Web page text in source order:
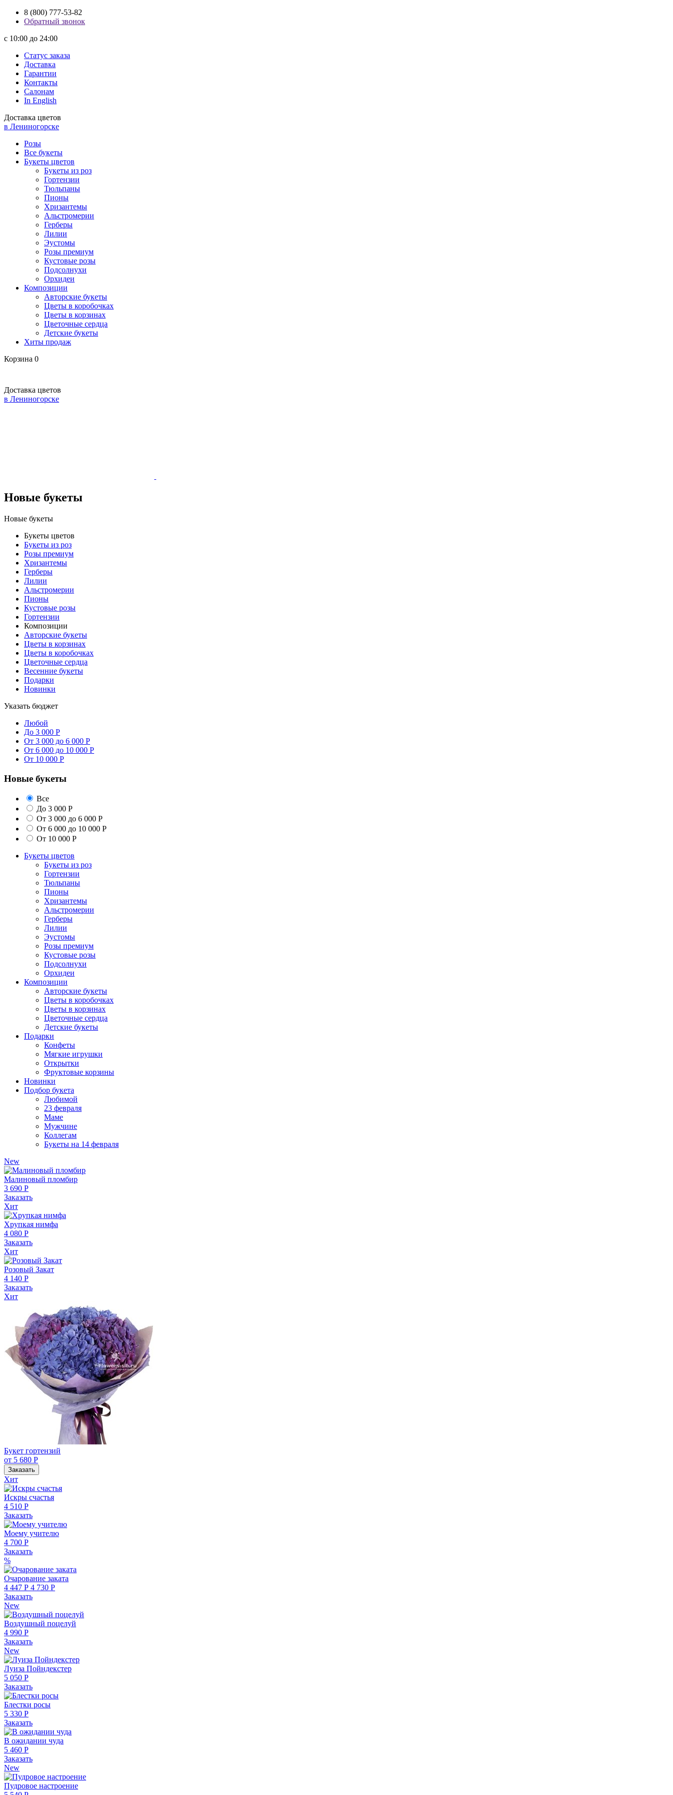
8 (800) 777-53-82
Обратный звонок
с 10:00 до 24:00
Статус заказа
Доставка
Гарантии
Контакты
Салонам
In English
Доставка цветов
в Лениногорске
Розы
Все букеты
Букеты цветов
Букеты из роз
Гортензии
Тюльпаны
Пионы
Хризантемы
Альстромерии
Герберы
Лилии
Эустомы
Розы премиум
Кустовые розы
Подсолнухи
Орхидеи
Композиции
Авторские букеты
Цветы в коробочках
Цветы в корзинах
Цветочные сердца
Детские букеты
Хиты продаж
Корзина 0
Доставка цветов
в Лениногорске
Новые букеты
Новые букеты
Букеты цветов
Букеты из роз
Розы премиум
Хризантемы
Герберы
Лилии
Альстромерии
Пионы
Кустовые розы
Гортензии
Композиции
Авторские букеты
Цветы в корзинах
Цветы в коробочках
Цветочные сердца
Весенние букеты
Подарки
Новинки
Указать бюджет
Любой
До 3 000 Р
От 3 000 до 6 000 Р
От 6 000 до 10 000 Р
От 10 000 Р
Новые букеты
Все
До 3 000 Р
От 3 000 до 6 000 Р
От 6 000 до 10 000 Р
От 10 000 Р
Букеты цветов
Букеты из роз
Гортензии
Тюльпаны
Пионы
Хризантемы
Альстромерии
Герберы
Лилии
Эустомы
Розы премиум
Кустовые розы
Подсолнухи
Орхидеи
Композиции
Авторские букеты
Цветы в коробочках
Цветы в корзинах
Цветочные сердца
Детские букеты
Подарки
Конфеты
Мягкие игрушки
Открытки
Фруктовые корзины
Новинки
Подбор букета
Любимой
23 февраля
Маме
Мужчине
Коллегам
Букеты на 14 февраля
New
Малиновый пломбир
3 690 Р
Заказать
Хит
Хрупкая нимфа
4 080 Р
Заказать
Хит
Розовый Закат
4 140 Р
Заказать
Хит
Букет гортензий
от 5 680 Р
Заказать
Хит
Искры счастья
4 510 Р
Заказать
Моему учителю
4 700 Р
Заказать
%
Очарование заката
4 447 Р 4 730 Р
Заказать
New
Воздушный поцелуй
4 990 Р
Заказать
New
Луиза Пойндекстер
5 050 Р
Заказать
Блестки росы
5 330 Р
Заказать
В ожидании чуда
5 460 Р
Заказать
New
Пудровое настроение